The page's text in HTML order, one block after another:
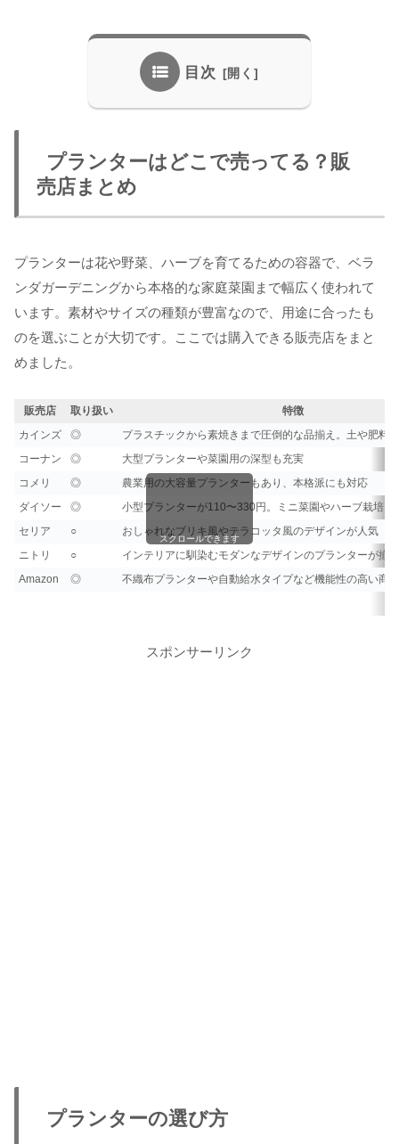
目次
プランターはどこで売ってる？販
売店まとめ
プランターは花や野菜、ハーブを育てるための容器で、ベラ
ンダガーデニングから本格的な家庭菜園まで幅広く使われて
います。素材やサイズの種類が豊富なので、用途に合ったも
のを選ぶことが大切です。ここでは購入できる販売店をまと
めました。
販売店 取り扱い
特徴
カインズ
◎
プラスチックから素焼きまで圧倒的な品揃え。土や肥料
コーナン
◎
大型プランターや菜園用の深型も充実
コメリ
◎
農業用の大容量プランターもあり、本格派にも対応
ダイソー
◎
小型プランターが110〜330円。ミニ菜園やハーブ栽培に
セリア
○
おしゃれなブリキ風やテラコッタ風のデザインが人気
ニトリ
○
インテリアに馴染むモダンなデザインのプランターが揃う
Amazon
◎ 不織布プランターや自動給水タイプなど機能性の高い商
スクロールできます
スポンサーリンク
プランターの選び方